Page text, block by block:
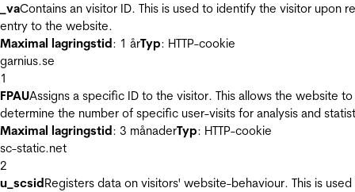
_vaContains an visitor ID. This is used to identify the visitor upon
entry to the website.
Maximal lagringstid: 1 årTyp: HTTP-cookie
garnius.se
1
FPAUAssigns a specific ID to the visitor. This allows the website to
determine the number of specific user-visits for analysis and
Maximal lagringstid: 3 månaderTyp: HTTP-cookie
sc-static.net
2
u_scsidRegisters data on visitors' website-behaviour. This is